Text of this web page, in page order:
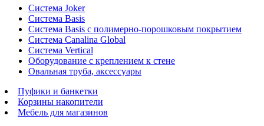
Система Joker
Система Basis
Система Basis с полимерно-порошковым покрытием
Система Canalina Global
Система Vertical
Оборудование с креплением к стене
Овальная труба, аксессуары
Пуфики и банкетки
Корзины накопители
Мебель для магазинов